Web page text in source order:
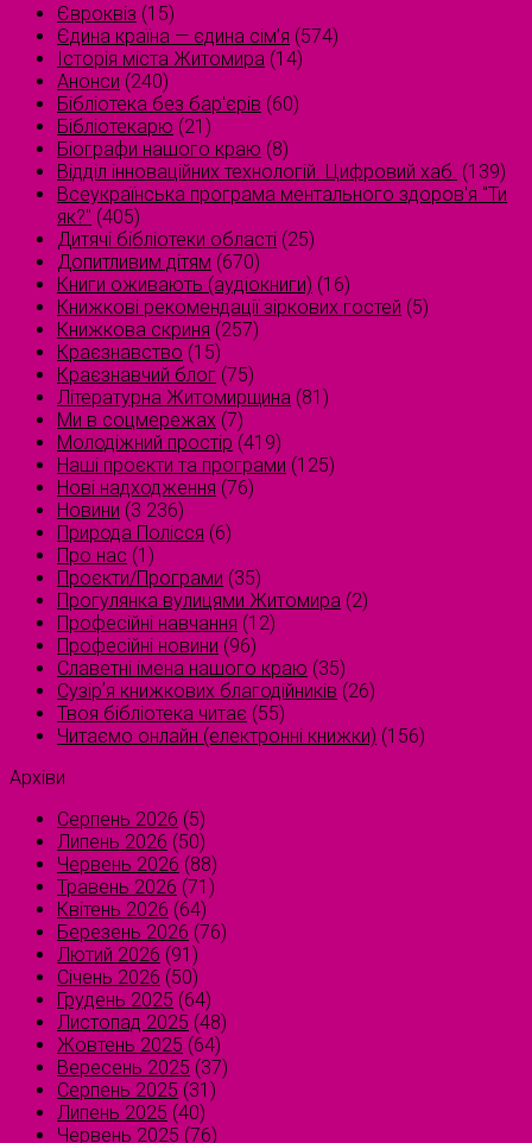
Євроквіз (15)
Єдина країна — єдина сім’я (574)
Історія міста Житомира (14)
Анонси (240)
Бібліотека без бар'єрів (60)
Бібліотекарю (21)
Біографи нашого краю (8)
Відділ інноваційних технологій. Цифровий хаб. (139)
Всеукраїнська програма ментального здоров'я "Ти
як?" (405)
Дитячі бібліотеки області (25)
Допитливим дітям (670)
Книги оживають (аудіокниги) (16)
Книжкові рекомендації зіркових гостей (5)
Книжкова скриня (257)
Краєзнавство (15)
Краєзнавчий блог (75)
Літературна Житомирщина (81)
Ми в соцмережах (7)
Молодіжний простір (419)
Наші проєкти та програми (125)
Нові надходження (76)
Новини (3 236)
Природа Полісся (6)
Про нас (1)
Проєкти/Програми (35)
Прогулянка вулицями Житомира (2)
Професійні навчання (12)
Професійні новини (96)
Славетні імена нашого краю (35)
Сузірʼя книжкових благодійників (26)
Твоя бібліотека читає (55)
Читаємо онлайн (електронні книжки) (156)
Архіви
Серпень 2026 (5)
Липень 2026 (50)
Червень 2026 (88)
Травень 2026 (71)
Квітень 2026 (64)
Березень 2026 (76)
Лютий 2026 (91)
Січень 2026 (50)
Грудень 2025 (64)
Листопад 2025 (48)
Жовтень 2025 (64)
Вересень 2025 (37)
Серпень 2025 (31)
Липень 2025 (40)
Червень 2025 (76)